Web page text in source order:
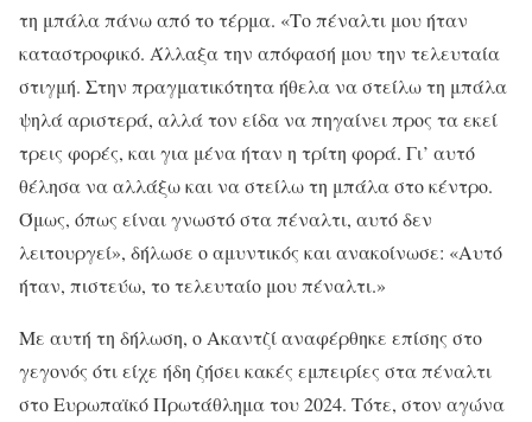
τη μπάλα πάνω από το τέρμα. «Το πέναλτι μου ήταν
καταστροφικό. Άλλαξα την απόφασή μου την τελευταία
στιγμή. Στην πραγματικότητα ήθελα να στείλω τη μπάλα
ψηλά αριστερά, αλλά τον είδα να πηγαίνει προς τα εκεί
τρεις φορές, και για μένα ήταν η τρίτη φορά. Γι’ αυτό
θέλησα να αλλάξω και να στείλω τη μπάλα στο κέντρο.
Όμως, όπως είναι γνωστό στα πέναλτι, αυτό δεν
λειτουργεί», δήλωσε ο αμυντικός και ανακοίνωσε: «Αυτό
ήταν, πιστεύω, το τελευταίο μου πέναλτι.»
Με αυτή τη δήλωση, ο Ακαντζί αναφέρθηκε επίσης στο
γεγονός ότι είχε ήδη ζήσει κακές εμπειρίες στα πέναλτι
στο Ευρωπαϊκό Πρωτάθλημα του 2024. Τότε, στον αγώνα